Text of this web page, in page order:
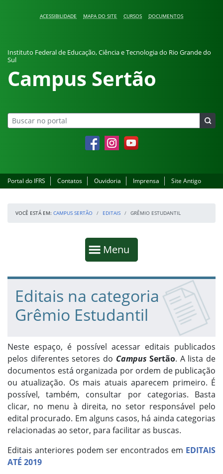
ACESSIBILIDADE MAPA DO SITE CURSOS DOCUMENTOS
Instituto Federal de Educação, Ciência e Tecnologia do Rio Grande do
Sul
Campus Sertão
FacebookInstagramYouTube
Portal do IFRS Contatos Ouvidoria Imprensa Site Antigo
VOCÊ ESTÁ EM: CAMPUS SERTÃO EDITAIS GRÊMIO ESTUDANTIL
Mostrar
Menu
Fim da navegação
Início do conteúdo
Editais na categoria
Grêmio Estudantil
Neste espaço, é possível acessar editais publicados
pelos diferentes setores do Campus Sertão. A lista de
documentos está organizada por ordem de publicação
ou atualização. Os mais atuais aparecem primeiro. É
possível, também, consultar por categorias. Basta
clicar, no menu à direita, no setor responsável pelo
edital procurado. Em alguns casos, há ainda categorias
relacionadas ao setor, para facilitar as buscas.
Editais anteriores podem ser encontrados em EDITAIS
ATÉ 2019